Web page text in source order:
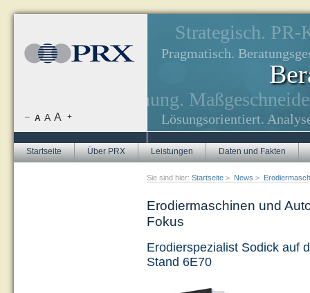
Startseite Über PRX Leistungen Daten und Fakten
Sie sind hier: Startseite > News >
Erodiermaschinen und
Fokus
Erodierspezialist Sodick auf
Stand 6E70
Strategisch. PR-
Pragmatisch.
Lösungsorientiert.
Zielerreichung.
Strategien.
– A A A +